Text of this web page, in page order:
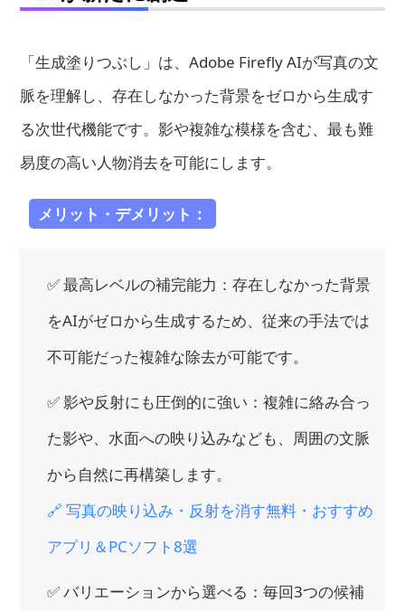
「生成塗りつぶし」は、Adobe Firefly AIが写真の文
脈を理解し、存在しなかった背景をゼロから生成す
る次世代機能です。影や複雑な模様を含む、最も難
易度の高い人物消去を可能にします。
メリット・デメリット：
✅ 最高レベルの補完能力：存在しなかった背景
をAIがゼロから生成するため、従来の手法では
不可能だった複雑な除去が可能です。
✅ 影や反射にも圧倒的に強い：複雑に絡み合っ
た影や、水面への映り込みなども、周囲の文脈
から自然に再構築します。
🔗 写真の映り込み・反射を消す無料・おすすめ
アプリ＆PCソフト8選
✅ バリエーションから選べる：毎回3つの候補